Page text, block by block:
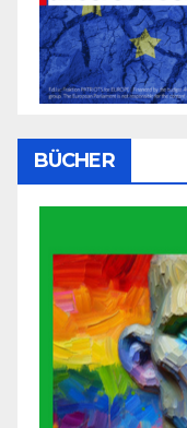
BÜCHER